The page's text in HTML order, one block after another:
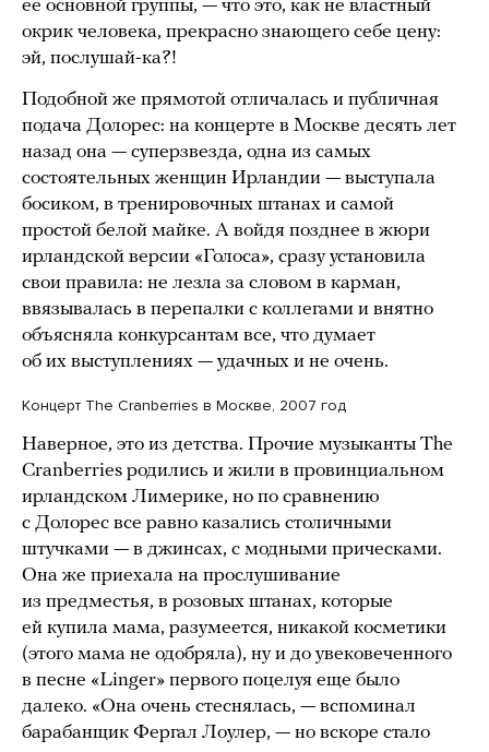
ее основной группы, — что это, как не властный
окрик человека, прекрасно знающего себе цену:
эй, послушай-ка?!
Подобной же прямотой отличалась и публичная
подача Долорес: на концерте в Москве десять лет
назад она — суперзвезда, одна из самых
состоятельных женщин Ирландии — выступала
босиком, в тренировочных штанах и самой
простой белой майке. А войдя позднее в жюри
ирландской версии «Голоса», сразу установила
свои правила: не лезла за словом в карман,
ввязывалась в перепалки с коллегами и внятно
объясняла конкурсантам все, что думает
об их выступлениях — удачных и не очень.
Концерт The Cranberries в Москве, 2007 год
Наверное, это из детства. Прочие музыканты The
Cranberries родились и жили в провинциальном
ирландском Лимерике, но по сравнению
с Долорес все равно казались столичными
штучками — в джинсах, с модными прическами.
Она же приехала на прослушивание
из предместья, в розовых штанах, которые
ей купила мама, разумеется, никакой косметики
(этого мама не одобряла), ну и до увековеченного
в песне «Linger» первого поцелуя еще было
далеко. «Она очень стеснялась, — вспоминал
барабанщик Фергал Лоулер, — но вскоре стало